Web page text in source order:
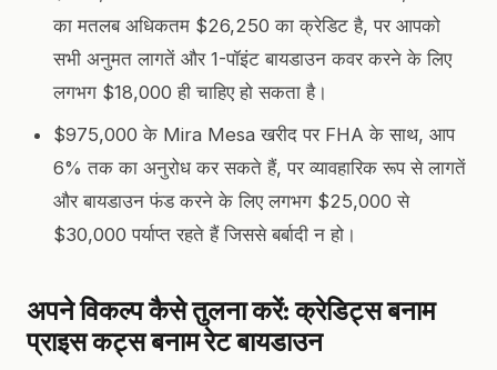
का मतलब अधिकतम $26,250 का क्रेडिट है, पर आपको
सभी अनुमत लागतें और 1-पॉइंट बायडाउन कवर करने के लिए
लगभग $18,000 ही चाहिए हो सकता है।
$975,000 के Mira Mesa खरीद पर FHA के साथ, आप
6% तक का अनुरोध कर सकते हैं, पर व्यावहारिक रूप से लागतें
और बायडाउन फंड करने के लिए लगभग $25,000 से
$30,000 पर्याप्त रहते हैं जिससे बर्बादी न हो।
अपने विकल्प कैसे तुलना करें: क्रेडिट्स बनाम
प्राइस कट्स बनाम रेट बायडाउन